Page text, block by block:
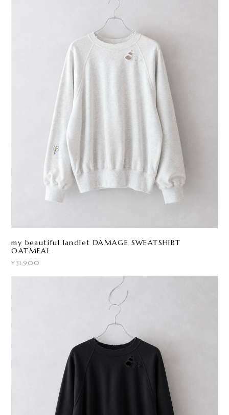
my beautiful landlet DAMAGE SWEATSHIRT
OATMEAL
¥31,900